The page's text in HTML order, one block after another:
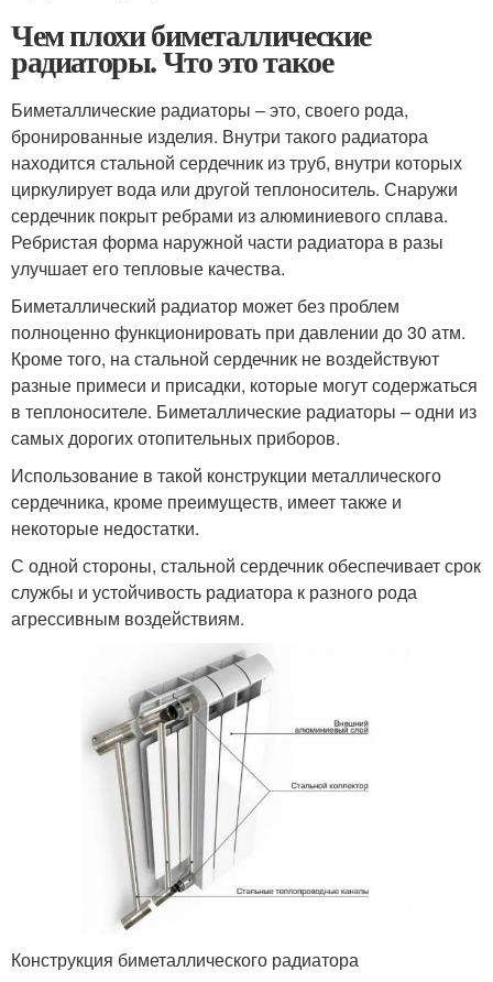
Чем плохи биметаллические
радиаторы. Что это такое
Биметаллические радиаторы – это, своего рода,
бронированные изделия. Внутри такого радиатора
находится стальной сердечник из труб, внутри которых
циркулирует вода или другой теплоноситель. Снаружи
сердечник покрыт ребрами из алюминиевого сплава.
Ребристая форма наружной части радиатора в разы
улучшает его тепловые качества.
Биметаллический радиатор может без проблем
полноценно функционировать при давлении до 30 атм.
Кроме того, на стальной сердечник не воздействуют
разные примеси и присадки, которые могут содержаться
в теплоносителе. Биметаллические радиаторы – одни из
самых дорогих отопительных приборов.
Использование в такой конструкции металлического
сердечника, кроме преимуществ, имеет также и
некоторые недостатки.
С одной стороны, стальной сердечник обеспечивает срок
службы и устойчивость радиатора к разного рода
агрессивным воздействиям.
Конструкция биметаллического радиатора